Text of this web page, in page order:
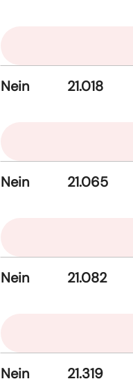
Nein 21.018
Nein 21.065
Nein 21.082
Nein 21.319